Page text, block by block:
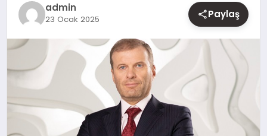
admin
23 Ocak 2025 Paylaş